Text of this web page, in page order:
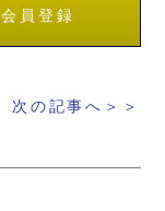
会員登録
次の記事へ＞＞